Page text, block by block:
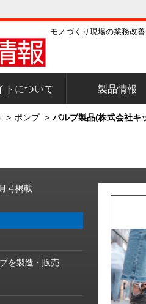
モノづくり現場の業務改
トについて 製品情報
> ポンプ > バルブ製品(株式会社キ
号掲載
を製造・販売